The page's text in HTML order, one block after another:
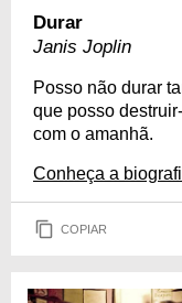
Durar
Janis Joplin
Posso não durar
que posso
com o amanhã.
Conheça a
COPIAR